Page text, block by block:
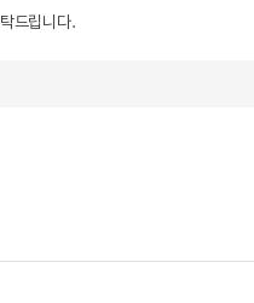
드립니다.